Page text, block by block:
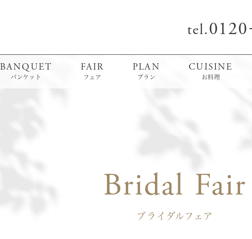
tel.0120
BANQUET
バンケット
FAIR
フェア
PLAN
プラン
CUISINE
お料理
Bridal Fair
ブライダルフェア